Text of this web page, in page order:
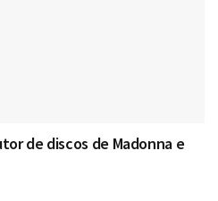
de discos de Madonna e